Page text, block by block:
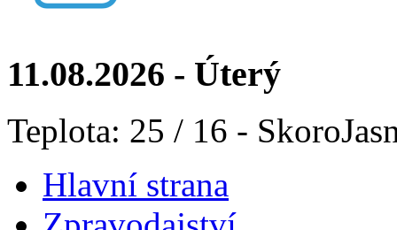
11.08.2026 - Úterý
Teplota: 25 / 16 -
Hlavní strana